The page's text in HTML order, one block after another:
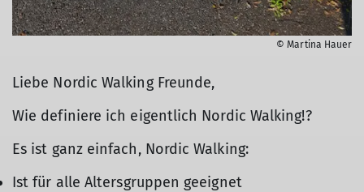
© Martina Hauer
Liebe Nordic Walking Freunde,
Wie definiere ich eigentlich Nordic Walking!?
Es ist ganz einfach, Nordic Walking:
Ist für alle Altersgruppen geeignet